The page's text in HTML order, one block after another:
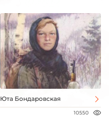
Юта Бондаровская
10550